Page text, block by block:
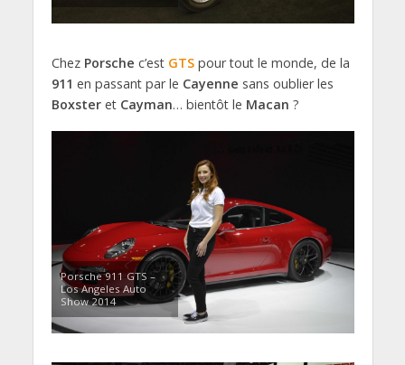
Chez Porsche c’est GTSpour tout le monde, de la
911 en passant par le Cayenne sans oublier les
Boxsteret Cayman… bientôt le Macan ?
Porsche 911 GTS –
Los Angeles Auto
Show 2014